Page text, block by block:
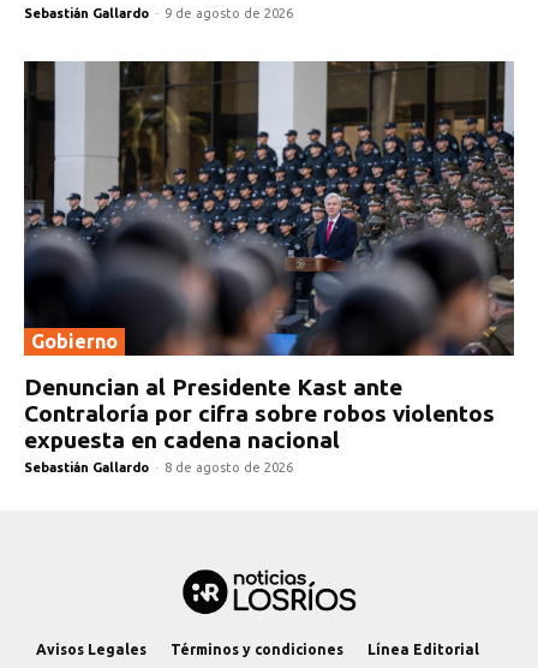
Sebastián Gallardo - 9 de agosto de 2026
Gobierno
Denuncian al Presidente Kast ante
Contraloría por cifra sobre robos violentos
expuesta en cadena nacional
Sebastián Gallardo - 8 de agosto de 2026
Avisos Legales Términos y condiciones Línea Editorial